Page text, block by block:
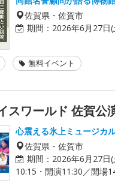
佐賀県・佐賀市
期間： 2026年6月27日(
無料イベント
スワールド 佐賀公
心震える氷上ミュージカ
佐賀県・佐賀市
期間： 2026年6月27
10:15・開演11:30／開場